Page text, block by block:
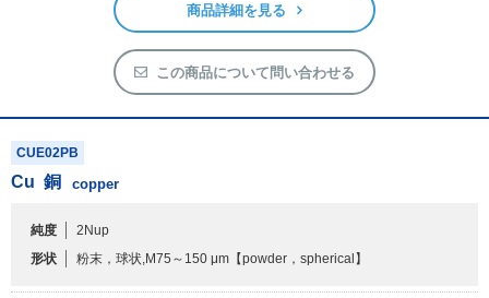
アウトレット
化学教材・オリジナルグッズ
商品詳細を見る
この商品について問い合わせる
CUE02PB
Cu 銅 copper
純度
2Nup
形状
粉末，球状,M75～150 μm 【powder，spherical】